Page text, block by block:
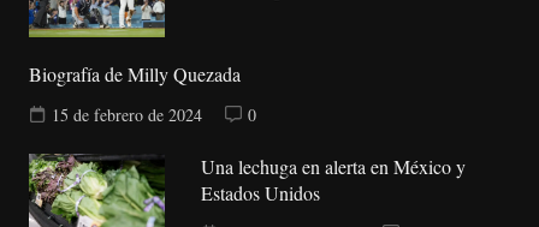
Biografía de Milly Quezada
15 de febrero de 2024 0
Una lechuga en alerta en México y
Estados Unidos